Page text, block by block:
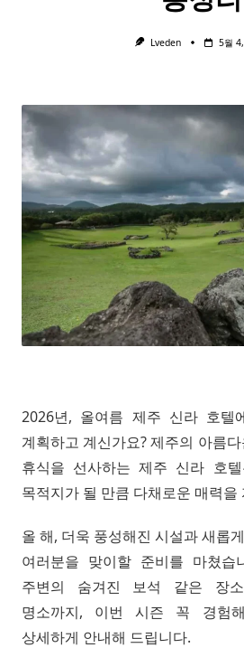
Lveden 5월
2026년, 올여름 제주 신라 호텔
계획하고 계신가요? 제주의 아름
휴식을 선사하는 제주 신라 호
목적지가 될 만큼 다채로운 매력을
올 해, 더욱 풍성해진 시설과 새롭
여러분을 맞이할 준비를 마쳤
주변의 숨겨진 보석 같은 장
명소까지, 이번 시즌 꼭 경험
상세하게 안내해 드립니다.